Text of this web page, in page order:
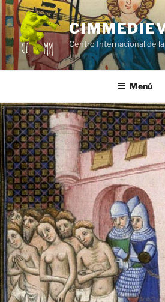
Saltar
al
contenido
Centro Internacional de
Menú